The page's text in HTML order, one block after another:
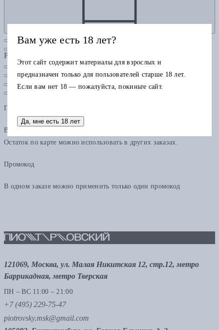
Рубрики
Подарочная карта
В одном заказе можно применить только одну подарочную карту.
Остаток по карте можно использовать в других заказах.
Промокод
В одном заказе можно применить только один промокод
121069, Москва, ул. Малая Никитская 12, стр.12, метро
Баррикадная, метро Тверская
ПН – ВС 11:00 – 21:00
+7 (495) 229-75-47
piotrovsky.msk@gmail.com
Вам уже есть 18 лет?
Этот сайт содержит материалы для взрослых и
предназначен только для пользователей старше 18 лет.
Если вам нет 18 — пожалуйста, покиньте сайт.
Да, мне есть 18 лет